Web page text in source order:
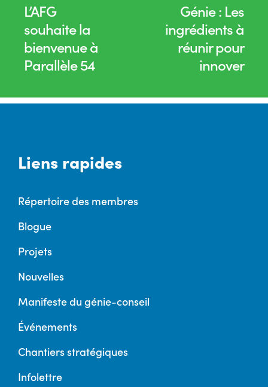
L’AFG
souhaite la
bienvenue à
Parallèle 54
Génie : Les
ingrédients à
réunir pour
innover
Liens rapides
Répertoire des membres
Blogue
Projets
Nouvelles
Manifeste du génie-conseil
Événements
Chantiers stratégiques
Infolettre